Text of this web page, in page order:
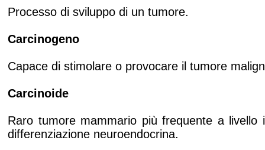
Processo di sviluppo di un tumore.
Carcinogeno
Capace di stimolare o provocare il tumore
Carcinoide
Raro tumore mammario più frequente a livello
differenziazione neuroendocrina.